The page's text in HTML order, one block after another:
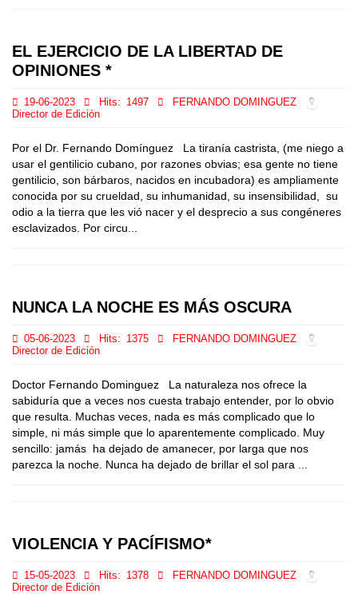
EL EJERCICIO DE LA LIBERTAD DE
OPINIONES *
19-06-2023 Hits: 1497
FERNANDO DOMINGUEZ
Director de Edición
Por el Dr. Fernando Domínguez La tiranía castrista, (me niego a
usar el gentilicio cubano, por razones obvias; esa gente no tiene
gentilicio, son bárbaros, nacidos en incubadora) es ampliamente
conocida por su crueldad, su inhumanidad, su insensibilidad, su
odio a la tierra que les vió nacer y el desprecio a sus congéneres
esclavizados. Por circu...
NUNCA LA NOCHE ES MÁS OSCURA
05-06-2023 Hits: 1375
FERNANDO DOMINGUEZ
Director de Edición
Doctor Fernando Dominguez La naturaleza nos ofrece la
sabiduría que a veces nos cuesta trabajo entender, por lo obvio
que resulta. Muchas veces, nada es más complicado que lo
simple, ni más simple que lo aparentemente complicado. Muy
sencillo: jamás ha dejado de amanecer, por larga que nos
parezca la noche. Nunca ha dejado de brillar el sol para ...
VIOLENCIA Y PACÍFISMO*
15-05-2023 Hits: 1378
FERNANDO DOMINGUEZ
Director de Edición